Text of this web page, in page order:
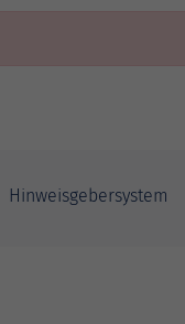
Hinweisgebersystem